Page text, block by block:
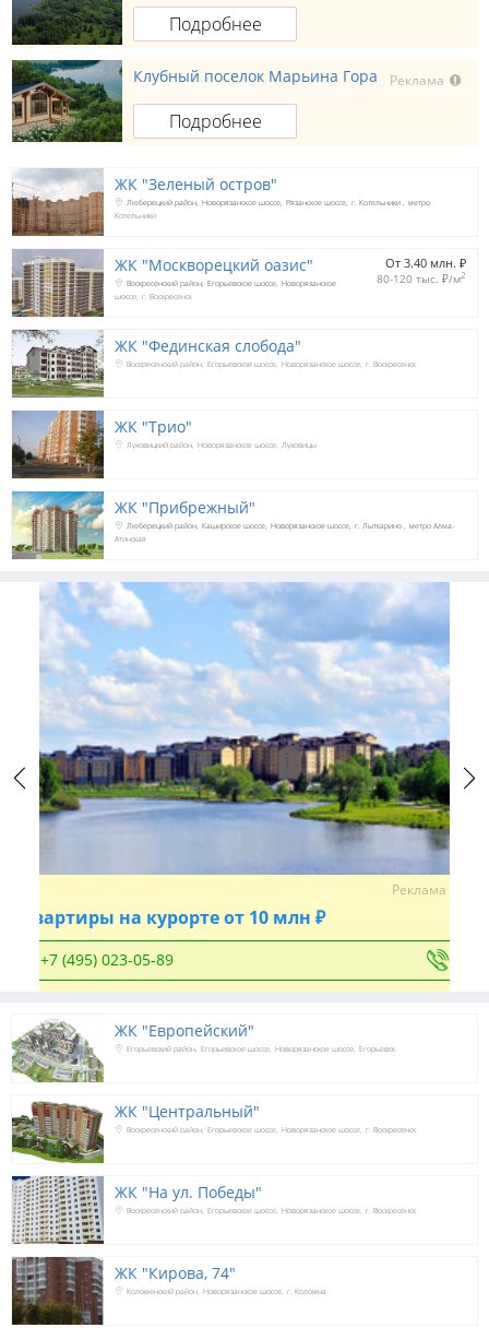
Подробнее
Реклама
Клубный поселок Марьина Гора
Подробнее
ЖК "Зеленый остров"
Люберецкий район Новорязанское шоссе Рязанское шоссе г. Котельники
метро
Котельники
ЖК "Москворецкий оазис" От 3.40 млн. ₽
80-120 тыс. ₽/м2
Воскресенский район Егорьевское шоссе Новорязанское
шоссе г. Воскресенск
ЖК "Фединская слобода"
Воскресенский район Егорьевское шоссе Новорязанское шоссе г. Воскресенск
ЖК "Трио"
Луховицкий район Новорязанское шоссе Луховицы
ЖК "Прибрежный"
Люберецкий район Каширское шоссе Новорязанское шоссе г. Лыткарино
метро Алма-
Атинская
Previous
Реклама
Квартиры на курорте от 10 млн ₽
+7 (495) 023-05-89
ЖК "Европейский"
Егорьевский район Егорьевское шоссе Новорязанское шоссе Егорьевск
ЖК "Центральный"
Воскресенский район Егорьевское шоссе Новорязанское шоссе г. Воскресенск
ЖК "На ул. Победы"
Воскресенский район Егорьевское шоссе Новорязанское шоссе г. Воскресенск
ЖК "Кирова, 74"
Коломенский район Новорязанское шоссе г. Коломна